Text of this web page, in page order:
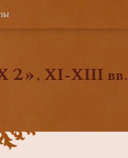
X 2», XI-XIII вв.